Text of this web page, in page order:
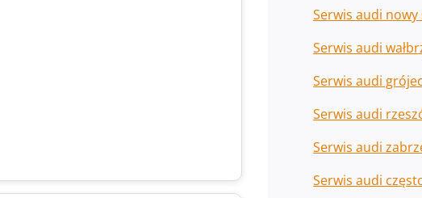
Serwis audi nowy
Serwis audi
Serwis audi grójec
Serwis audi
Serwis audi
Serwis audi